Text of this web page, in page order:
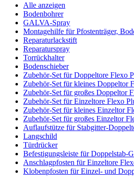
Alle anzeigen
Bodenbohrer
GALVA-Spray
Montagehilfe für Pfostenträger,
Reparaturlackstift
Reparaturspray
Torrückhalter
Bodenschieber
Zubehör-Set für Doppeltore Flexo
Zubehör-Set für kleines Doppeltor
Zubehör-Set für großes Doppeltor
Zubehör-Set für Einzeltore Flexo
Zubehör-Set für kleines Einzeltor
Zubehör-Set für großes Einzeltor
Auflaufstütze für Stabgitter-
Langschild
Türdrücker
Befestigungsleiste für Doppelstab-
Anschlagpfosten für Einzeltore
Klobenpfosten für Einzel- und